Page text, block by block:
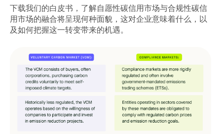
下载我们的白皮书，了解自愿性碳信用市场与合规性碳信
用市场的融合将呈现何种面貌，这对企业意味着什么，以
及如何把握这一转变带来的机遇。